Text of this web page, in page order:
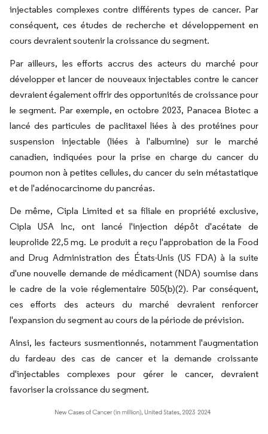
injectables complexes contre différents types de cancer. Par
conséquent, ces études de recherche et développement en
cours devraient soutenir la croissance du segment.
Par ailleurs, les efforts accrus des acteurs du marché pour
développer et lancer de nouveaux injectables contre le cancer
devraient également offrir des opportunités de croissance pour
le segment. Par exemple, en octobre 2023, Panacea Biotec a
lancé des particules de paclitaxel liées à des protéines pour
suspension injectable (liées à l'albumine) sur le marché
canadien, indiquées pour la prise en charge du cancer du
poumon non à petites cellules, du cancer du sein métastatique
et de l'adénocarcinome du pancréas.
De même, Cipla Limited et sa filiale en propriété exclusive,
Cipla USA Inc, ont lancé l'injection dépôt d'acétate de
leuprolide 22,5 mg. Le produit a reçu l'approbation de la Food
and Drug Administration des États-Unis (US FDA) à la suite
d'une nouvelle demande de médicament (NDA) soumise dans
le cadre de la voie réglementaire 505(b)(2). Par conséquent,
ces efforts des acteurs du marché devraient renforcer
l'expansion du segment au cours de la période de prévision.
Ainsi, les facteurs susmentionnés, notamment l'augmentation
du fardeau des cas de cancer et la demande croissante
d'injectables complexes pour gérer le cancer, devraient
favoriser la croissance du segment.